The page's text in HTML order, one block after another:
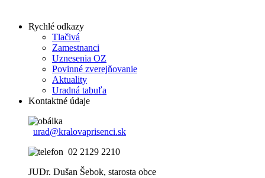
Rychlé odkazy
Tlačivá
Zamestnanci
Uznesenia OZ
Povinné zverejňovanie
Aktuality
Uradná tabuľa
Kontaktné údaje
urad@kralovaprisenci.sk
02 2129 2210
JUDr. Dušan Šebok, starosta obce